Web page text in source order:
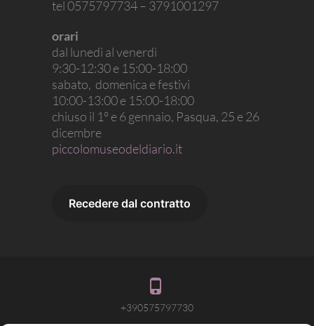
tel 0575797734 – 3791001297
orari
dal lunedì al venerdì
9:30-12:30 e 15:00-18:00
sabato, domenica e festivi
10:00-13:00 e 15:00-18:00
chiuso il 1° e 6 gennaio, Pasqua, 25 e 26
dicembre
piccolomuseodeldiario.it
+390575797730